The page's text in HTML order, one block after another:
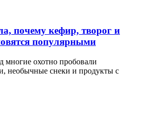
почему кефир, творог и
популярными
многие охотно пробовали
необычные снеки и продукты с